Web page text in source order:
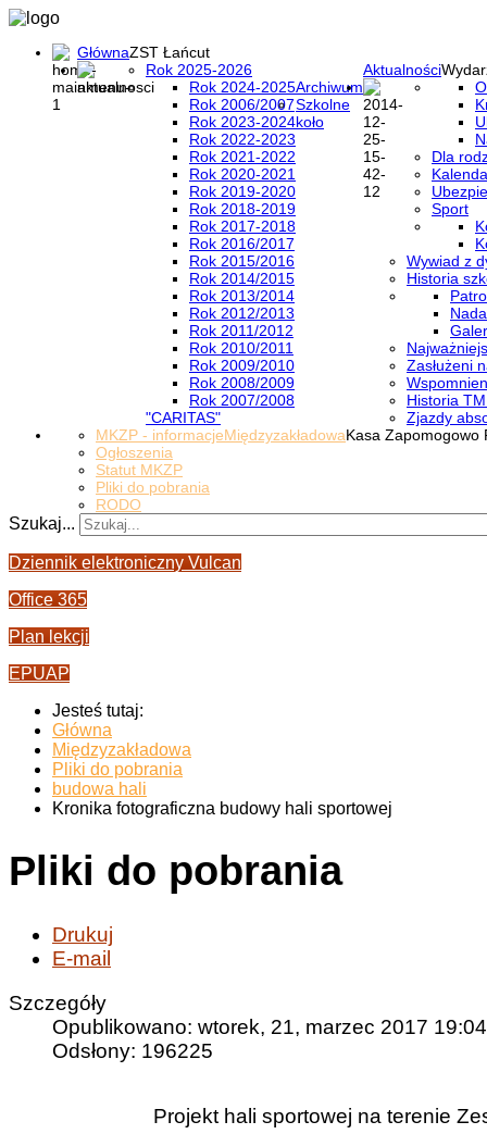
GłównaZST Łańcut
Aktualności
Rok 2025-2026
Archiwum
Rok 2024-2025
Rok 2006/2007
Rok 2023-2024
Rok 2022-2023
Rok 2021-2022
Rok 2020-2021
Rok 2019-2020
Rok 2018-2019
Rok 2017-2018
Rok 2016/2017
Rok 2015/2016
Rok 2014/2015
Rok 2013/2014
Rok 2012/2013
Rok 2011/2012
Rok 2010/2011
Rok 2009/2010
Rok 2008/2009
Rok 2007/2008
Szkolne
koło
"CARITAS"
Dla
Sport
Wywiad z
Historia
Zasłużeni
Historia
Zjazdy
MiędzyzakładowaKasa Zapomogowo
MKZP - informacje
Ogłoszenia
Statut MKZP
Pliki do pobrania
RODO
Szukaj...
Dziennik elektroniczny Vulcan
Office 365
Plan lekcji
EPUAP
Jesteś tutaj:
Główna
Międzyzakładowa
Pliki do pobrania
budowa hali
Kronika fotograficzna budowy hali sportowej
Pliki do pobrania
Drukuj
E-mail
Szczegóły
Opublikowano: wtorek, 21, marzec 2017 19:04
Odsłony: 196225
Projekt hali sportowej na terenie